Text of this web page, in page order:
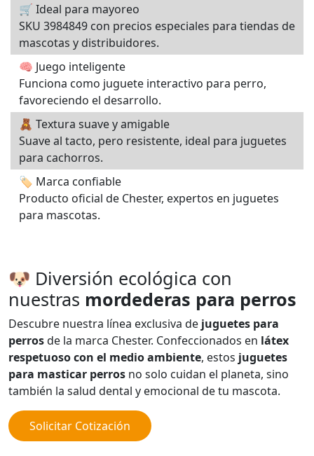
🛒 Ideal para mayoreo
SKU 3984849 con precios especiales para tiendas de
mascotas y distribuidores.
🧠 Juego inteligente
Funciona como juguete interactivo para perro,
favoreciendo el desarrollo.
🧸 Textura suave y amigable
Suave al tacto, pero resistente, ideal para juguetes
para cachorros.
🏷️ Marca confiable
Producto oficial de Chester, expertos en juguetes
para mascotas.
🐶 Diversión ecológica con
nuestras mordederas para perros
Descubre nuestra línea exclusiva de juguetes para
perrosde la marca Chester. Confeccionados en látex
respetuoso con el medio ambiente, estos juguetes
para masticar perros no solo cuidan el planeta, sino
también la salud dental y emocional de tu mascota.
Solicitar Cotización